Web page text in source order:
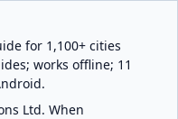
for 1,100+ cities
works offline; 11
Ltd. When